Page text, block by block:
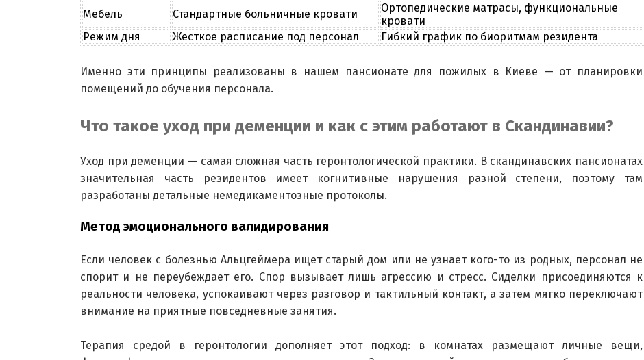
Мебель
Стандартные больничные кровати
Ортопедические матрасы, функциональные
кровати
Режим дня
Жесткое расписание под персонал Гибкий график по биоритмам резидента
Именно эти принципы реализованы в нашем пансионате для пожилых в Киеве — от планировки
помещений до обучения персонала.
Что такое уход при деменции и как с этим работают в Скандинавии?
Уход при деменции — самая сложная часть геронтологической практики. В скандинавских пансионатах
значительная часть резидентов имеет когнитивные нарушения разной степени, поэтому там
разработаны детальные немедикаментозные протоколы.
Метод эмоционального валидирования
Если человек с болезнью Альцгеймера ищет старый дом или не узнает кого-то из родных, персонал не
спорит и не переубеждает его. Спор вызывает лишь агрессию и стресс. Сиделки присоединяются к
реальности человека, успокаивают через разговор и тактильный контакт, а затем мягко переключают
внимание на приятные повседневные занятия.
Терапия средой в геронтологии дополняет этот подход: в комнатах размещают личные вещи,